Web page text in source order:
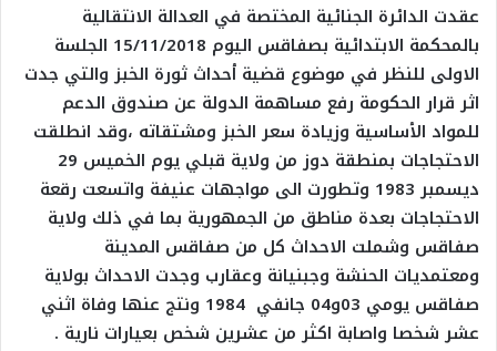
عقدت الدائرة الجنائية المختصة في العدالة الانتقالية
بالمحكمة الابتدائية بصفاقس اليوم 15/11/2018 الجلسة
الاولى للنظر في موضوع قضية أحداث ثورة الخبز والتي جدت
اثر قرار الحكومة رفع مساهمة الدولة عن صندوق الدعم
للمواد الأساسية وزيادة سعر الخبز ومشتقاته ،وقد انطلقت
الاحتجاجات بمنطقة دوز من ولاية قبلي يوم الخميس 29
ديسمبر 1983 وتطورت الى مواجهات عنيفة واتسعت رقعة
الاحتجاجات بعدة مناطق من الجمهورية بما في ذلك ولاية
صفاقس وشملت الاحداث كل من صفاقس المدينة
ومعتمديات الحنشة وجبنيانة وعقارب وجدت الاحداث بولاية
صفاقس يومي 03و04 جانفي 1984 ونتج عنها وفاة اثني
عشر شخصا واصابة اكثر من عشرين شخص بعيارات نارية .